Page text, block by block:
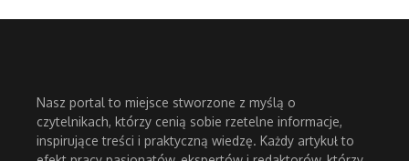
Nasz portal to miejsce stworzone z myślą o
czytelnikach, którzy cenią sobie rzetelne informacje,
inspirujące treści i praktyczną wiedzę. Każdy artykuł to